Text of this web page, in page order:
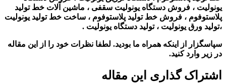
یونولیت ، فروش دستگاه یونولیت سقفی ، ماشین آلات خط تولید
پلاستوفوم ، فروش خط تولید پلاستوفوم ، ساخت خط تولید یونولیت
،تولید ورق یونولیت ، تولید دستگاه یونولیت .
سپاسگزار از اینکه همراه ما بودید. لطفا نظرات خود را از این مقاله
در زیر وارد کنید.
اشتراک گذاری این مقاله